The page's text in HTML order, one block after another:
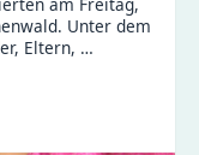
Unter dem
Eltern, …